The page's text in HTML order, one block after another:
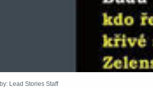
by: Lead Stories Staff